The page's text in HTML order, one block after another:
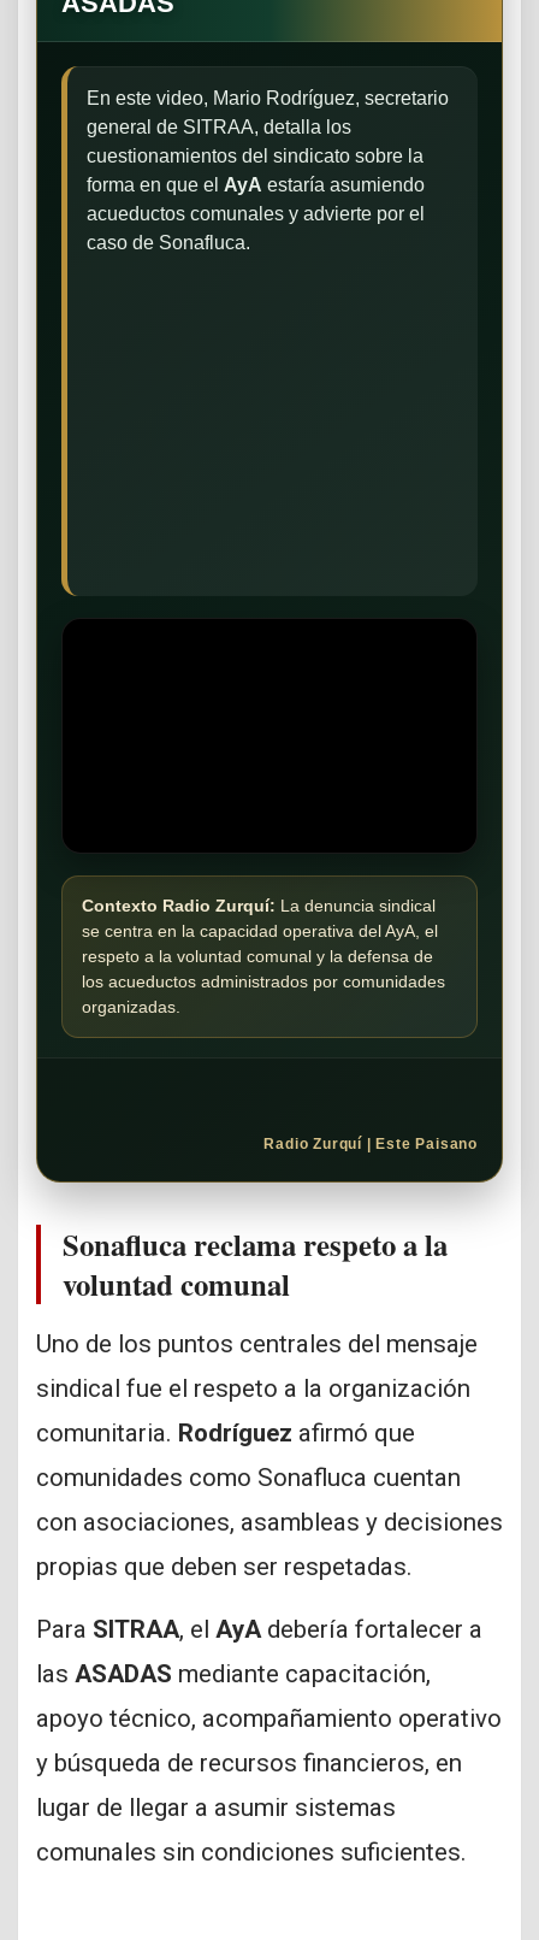
En este video, Mario Rodríguez, secretario
general de SITRAA, detalla los
cuestionamientos del sindicato sobre la
forma en que el AyA estaría asumiendo
acueductos comunales y advierte por el
caso de Sonafluca.
Contexto Radio Zurquí: La denuncia sindical
se centra en la capacidad operativa del AyA, el
respeto a la voluntad comunal y la defensa de
los acueductos administrados por comunidades
organizadas.
Radio Zurquí | Este Paisano
Sonafluca reclama respeto a la
voluntad comunal
Uno de los puntos centrales del mensaje
sindical fue el respeto a la organización
comunitaria. Rodríguez afirmó que
comunidades como Sonafluca cuentan
con asociaciones, asambleas y decisiones
propias que deben ser respetadas.
Para SITRAA, el AyAdebería fortalecer a
las ASADAS mediante capacitación,
apoyo técnico, acompañamiento operativo
y búsqueda de recursos financieros, en
lugar de llegar a asumir sistemas
comunales sin condiciones suficientes.